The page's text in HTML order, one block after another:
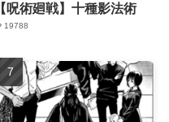
【呪術廻戦】十種影法術
19788